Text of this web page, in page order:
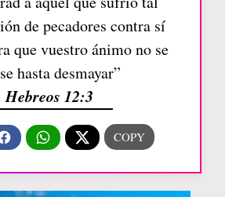
de pecadores contra sí
que vuestro ánimo no se
hasta desmayar”
Hebreos 12:3